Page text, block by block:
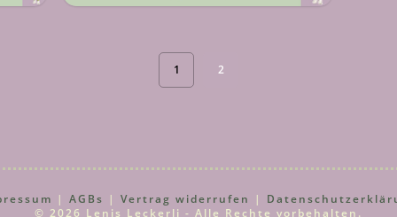
1 2
| AGBs | Vertrag widerrufen |
© 2026 Lenis Leckerli - Alle Rechte vorbehalten.